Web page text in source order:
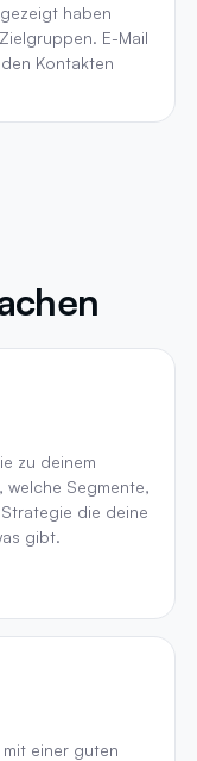
haben
E-Mail
Kontakten
zu deinem
welche Segmente,
die deine
gibt.
einer guten